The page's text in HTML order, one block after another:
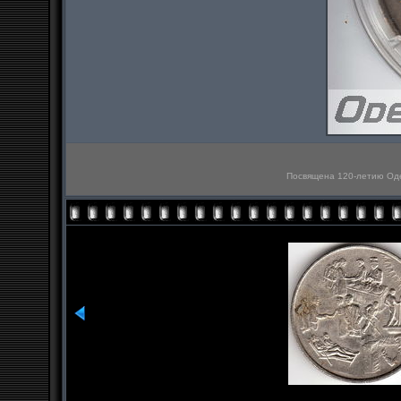
Посвящена 120-летию